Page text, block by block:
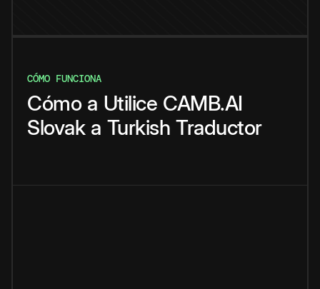
CÓMO FUNCIONA
Cómo a Utilice CAMB.AI
Slovak a Turkish Traductor